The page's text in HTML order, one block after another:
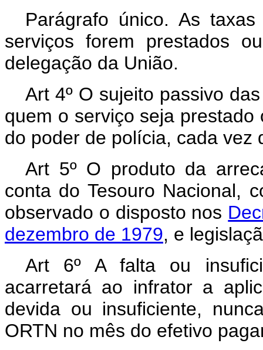
Parágrafo único. As
serviços forem prestados
delegação da União.
Art 4º O sujeito passivo
quem o serviço seja
do poder de polícia, cada vez
Art 5º O produto da
conta do Tesouro Nacional,
observado o disposto nos
dezembro de 1979, e
Art 6º A falta ou
acarretará ao infrator a
devida ou insuficiente,
ORTN no mês do efetivo